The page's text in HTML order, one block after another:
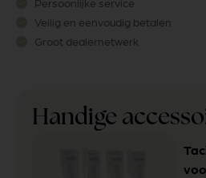
Veilig en eenvoudig betalen
Groot dealernetwerk
Handige